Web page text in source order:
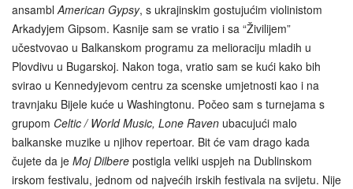
ansambl American Gypsy, s ukrajinskim gostujućim violinistom
Arkadyjem Gipsom. Kasnije sam se vratio i sa “Živilijem”
učestvovao u Balkanskom programu za melioraciju mladih u
Plovdivu u Bugarskoj. Nakon toga, vratio sam se kući kako bih
svirao u Kennedyjevom centru za scenske umjetnosti kao i na
travnjaku Bijele kuće u Washingtonu. Počeo sam s turnejama s
grupom Celtic / World Music, Lone Raven ubacujući malo
balkanske muzike u njihov repertoar. Bit će vam drago kada
čujete da je Moj Dilbere postigla veliki uspjeh na Dublinskom
irskom festivalu, jednom od najvećih irskih festivala na svijetu. Nije